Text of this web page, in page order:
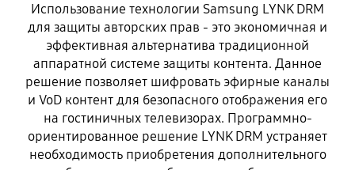
Использование технологии Samsung LYNK DRM
для защиты авторских прав - это экономичная и
эффективная альтернатива традиционной
аппаратной системе защиты контента. Данное
решение позволяет шифровать эфирные каналы
и VoD контент для безопасного отображения его
на гостиничных телевизорах. Программно-
ориентированное решение LYNK DRM устраняет
необходимость приобретения дополнительного